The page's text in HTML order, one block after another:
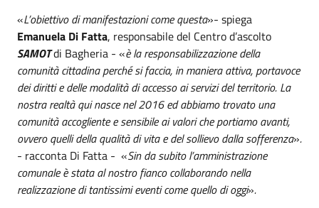
«L’obiettivo di manifestazioni come questa»- spiega
Emanuela Di Fatta, responsabile del Centro d’ascolto
SAMOTdi Bagheria - «è la responsabilizzazione della
comunità cittadina perché si faccia, in maniera attiva, portavoce
dei diritti e delle modalità di accesso ai servizi del territorio. La
nostra realtà qui nasce nel 2016 ed abbiamo trovato una
comunità accogliente e sensibile ai valori che portiamo avanti,
ovvero quelli della qualità di vita e del sollievo dalla sofferenza».
- racconta Di Fatta - «Sin da subito l’amministrazione
comunale è stata al nostro fianco collaborando nella
realizzazione di tantissimi eventi come quello di oggi».